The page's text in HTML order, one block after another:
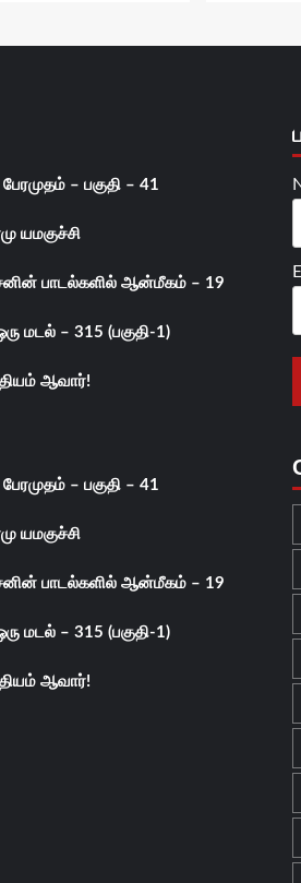
– பகுதி – 41
யமகுச்சி
பாடல்களில் ஆன்மீகம் – 19
மடல் – 315 (பகுதி-1)
ஆவார்!
– பகுதி – 41
யமகுச்சி
பாடல்களில் ஆன்மீகம் – 19
மடல் – 315 (பகுதி-1)
ஆவார்!